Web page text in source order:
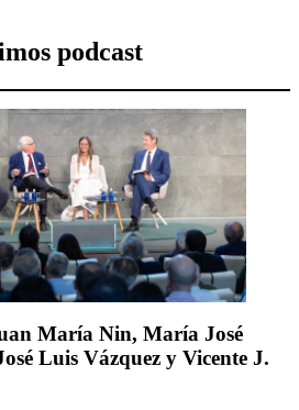
podcast
María Nin, María José
Luis Vázquez y Vicente J.